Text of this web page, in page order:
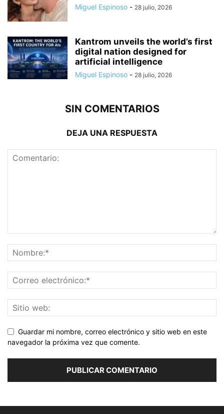
Miguel Espinoso - 28 julio, 2026
Kantrom unveils the world’s first
digital nation designed for
artificial intelligence
Miguel Espinoso - 28 julio, 2026
SIN COMENTARIOS
DEJA UNA RESPUESTA
Guardar mi nombre, correo electrónico y sitio web en este
navegador la próxima vez que comente.